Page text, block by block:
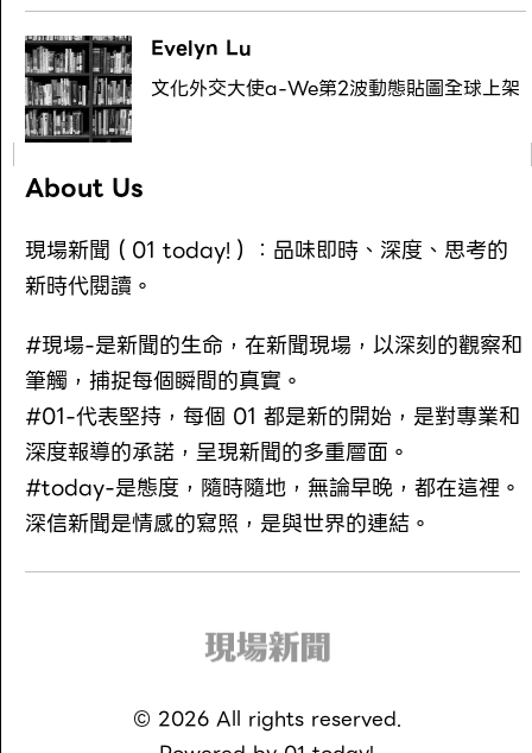
Evelyn Lu
文化外交大使a-We第2波動態貼圖全球上架
About Us
現場新聞（01 today!）：品味即時、深度、思考的
新時代閱讀。
#現場-是新聞的生命，在新聞現場，以深刻的觀察和
筆觸，捕捉每個瞬間的真實。
#01-代表堅持，每個 01 都是新的開始，是對專業和
深度報導的承諾，呈現新聞的多重層面。
#today-是態度，隨時隨地，無論早晚，都在這裡。
深信新聞是情感的寫照，是與世界的連結。
© 2026All rights reserved.